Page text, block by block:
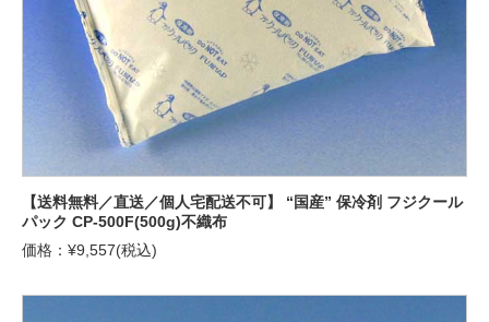
【送料無料／直送／個人宅配送不可】 “国産” 保冷剤 フジクール
パック CP-500F(500g)不織布
価格：¥9,557(税込)